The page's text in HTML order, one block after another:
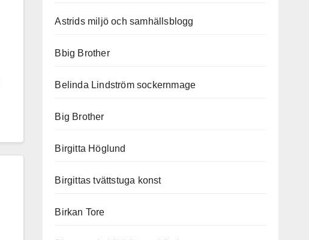
Astrids miljö och samhällsblogg
Bbig Brother
Belinda Lindström sockernmage
Big Brother
Birgitta Höglund
Birgittas tvättstuga konst
Birkan Tore